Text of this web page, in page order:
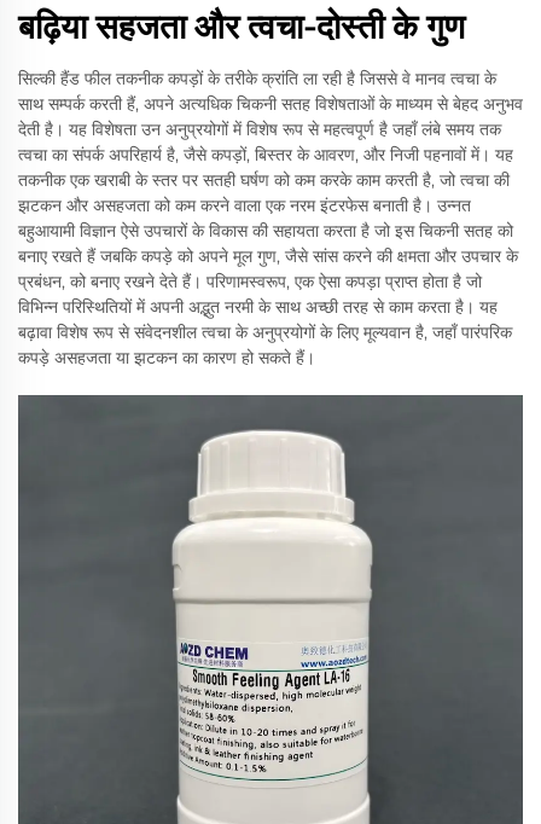
बढ़िया सहजता और त्वचा-दोस्ती के गुण
सिल्की हैंड फील तकनीक कपड़ों के तरीके क्रांति ला रही है जिससे वे मानव त्वचा के
साथ सम्पर्क करती हैं, अपने अत्यधिक चिकनी सतह विशेषताओं के माध्यम से बेहद अनुभव
देती है। यह विशेषता उन अनुप्रयोगों में विशेष रूप से महत्वपूर्ण है जहाँ लंबे समय तक
त्वचा का संपर्क अपरिहार्य है, जैसे कपड़ों, बिस्तर के आवरण, और निजी पहनावों में। यह
तकनीक एक खराबी के स्तर पर सतही घर्षण को कम करके काम करती है, जो त्वचा की
झटकन और असहजता को कम करने वाला एक नरम इंटरफेस बनाती है। उन्नत
बहुआयामी विज्ञान ऐसे उपचारों के विकास की सहायता करता है जो इस चिकनी सतह को
बनाए रखते हैं जबकि कपड़े को अपने मूल गुण, जैसे सांस करने की क्षमता और उपचार के
प्रबंधन, को बनाए रखने देते हैं। परिणामस्वरूप, एक ऐसा कपड़ा प्राप्त होता है जो
विभिन्न परिस्थितियों में अपनी अद्भुत नरमी के साथ अच्छी तरह से काम करता है। यह
बढ़ावा विशेष रूप से संवेदनशील त्वचा के अनुप्रयोगों के लिए मूल्यवान है, जहाँ पारंपरिक
कपड़े असहजता या झटकन का कारण हो सकते हैं।